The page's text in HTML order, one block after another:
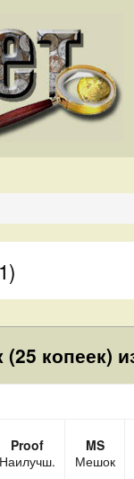
копеек)
Proof
Наилучш.
MS
Мешок